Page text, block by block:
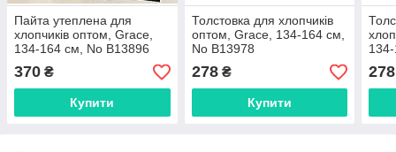
Пайта утеплена для
хлопчиків оптом, Grace,
134-164 см, No В13896
370 ₴
Купити
Толстовка для хлопчиків
оптом, Grace, 134-164 см,
No В13978
278₴
Купити
278